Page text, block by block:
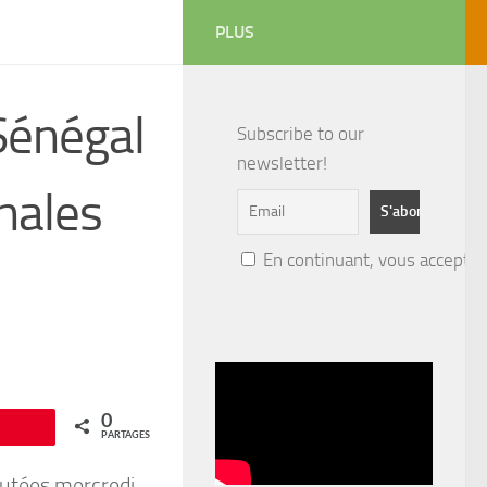
0
PARTAGES
PLUS
Subscribe to our
newsletter!
En continuant, vous